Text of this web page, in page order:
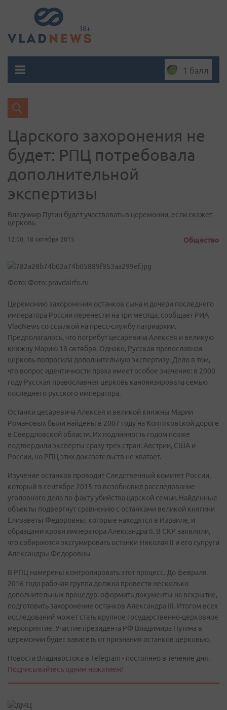
1 балл
Царского захоронения не
будет: РПЦ потребовала
дополнительной
экспертизы
Владимир Путин будет участвовать в церемонии, если скажет
церковь
12:00, 18 октября 2015 Общество
Фото: Фото: pravdairfo.ru
Церемонию захоронения останков сына и дочери последнего
императора России перенесли на три месяца, сообщает РИА
VladNews со ссылкой на пресс-службу патриархии.
Предполагалось, что погребут цесаревича Алексея и великую
княжну Марию 18 октября. Однако, Русская православная
церковь попросила дополнительную экспертизу. Дело в том,
что вопрос идентичности праха имеет особое значение: в 2000
году Русская православная церковь канонизировала семью
последнего русского императора.
Останки цесаревича Алексея и великой княжны Марии
Романовых были найдены в 2007 году на Коптяковской дороге
в Свердловской области. Их подлинность годом позже
подтвердили эксперты сразу трех стран: Австрии, США и
России, но РПЦ этих доказательств не хватает.
Изучение останков проводит Следственный комитет России,
который в сентябре 2015-го возобновил расследование
уголовного дела по факту убийства царской семьи. Найденные
объекты подвергнут сравнению с останками великой княгини
Елизаветы Федоровны, которые находятся в Израиле, и
образцами крови императора Александра II. В СКР заявляли,
что собираются эксгумировать останки Николая II и его супруги
Александры Федоровны
В РПЦ намерены контролировать этот процесс. До февраля
2016 года рабочая группа должна провести несколько
дополнительных процедур: оформить документы на вскрытие,
подготовить захоронение останков Александра III. Итогом всех
исследований может стать крупное государственно-церковное
мероприятие. Участие президента РФ Владимира Путина в
церемонии будет зависеть от признания останков церковью.
Новости Владивостока в Telegram - постоянно в течение дня.
Подписывайтесь одним нажатием!